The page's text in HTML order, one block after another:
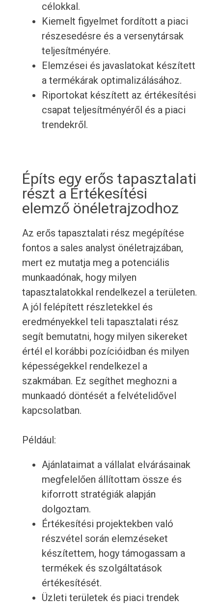
célokkal.
Kiemelt figyelmet fordított a piaci
részesedésre és a versenytársak
teljesítményére.
Elemzései és javaslatokat készített
a termékárak optimalizálásához.
Riportokat készített az értékesítési
csapat teljesítményéről és a piaci
trendekről.
Építs egy erős tapasztalati
részt a Értékesítési
elemző önéletrajzodhoz
Az erős tapasztalati rész megépítése
fontos a sales analyst önéletrajzában,
mert ez mutatja meg a potenciális
munkaadónak, hogy milyen
tapasztalatokkal rendelkezel a területen.
A jól felépített részletekkel és
eredményekkel teli tapasztalati rész
segít bemutatni, hogy milyen sikereket
értél el korábbi pozícióidban és milyen
képességekkel rendelkezel a
szakmában. Ez segíthet meghozni a
munkaadó döntését a felvételidővel
kapcsolatban.
Például:
Ajánlataimat a vállalat elvárásainak
megfelelően állítottam össze és
kiforrott stratégiák alapján
dolgoztam.
Értékesítési projektekben való
részvétel során elemzéseket
készítettem, hogy támogassam a
termékek és szolgáltatások
értékesítését.
Üzleti területek és piaci trendek